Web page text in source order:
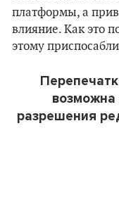
платформы, а
влияние. Как это
этому
возможна
разрешения